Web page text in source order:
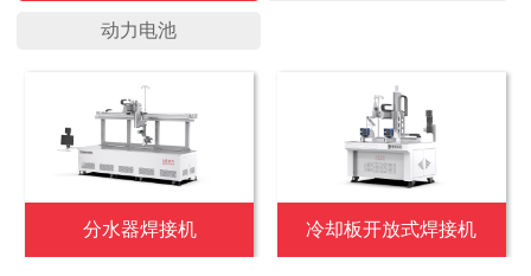
动力电池
分水器焊接机 冷却板开放式焊接机